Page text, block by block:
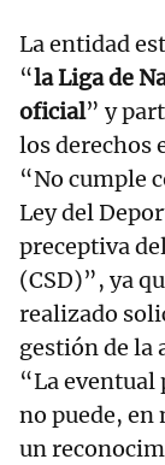
La entidad
“la Liga de
oficial” y
los derechos
“No cumple
Ley del
preceptiva
(CSD)”, ya
realizado
gestión de la
“La eventual
no puede, en
un